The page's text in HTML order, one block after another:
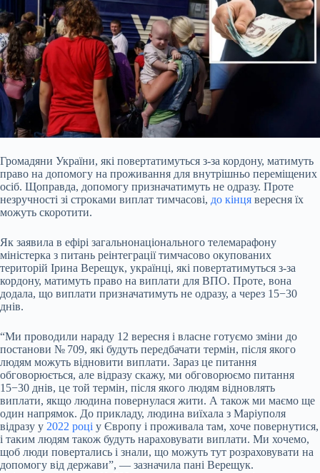
Громадяни України, які повертатимуться з-за кордону, матимуть
право на допомогу на проживання для внутрішньо переміщених
осіб. Щоправда, допомогу призначатимуть не одразу. Проте
незручності зі строками виплат тимчасові, до кінця вересня їх
можуть скоротити.
Як заявила в ефірі загальнонаціонального телемарафону
міністерка з питань реінтеграції тимчасово окупованих
територій Ірина Верещук, українці, які повертатимуться з-за
кордону, матимуть право на виплати для ВПО. Проте, вона
додала, що виплати призначатимуть не одразу, а через 15−30
днів.
“Ми проводили нараду 12 вересня і власне готуємо зміни до
постанови № 709, які будуть передбачати термін, після якого
людям можуть відновити виплати. Зараз це питання
обговорюється, але відразу скажу, ми обговорюємо питання
15−30 днів, це той термін, після якого людям відновлять
виплати, якщо людина повернулася жити. А також ми маємо ще
один напрямок. До прикладу, людина виїхала з Маріуполя
відразу у 2022 році у Європу і проживала там, хоче повернутися,
і таким людям також будуть нараховувати виплати. Ми хочемо,
щоб люди повертались і знали, що можуть тут розраховувати на
допомогу від держави”, — зазначила пані Верещук.